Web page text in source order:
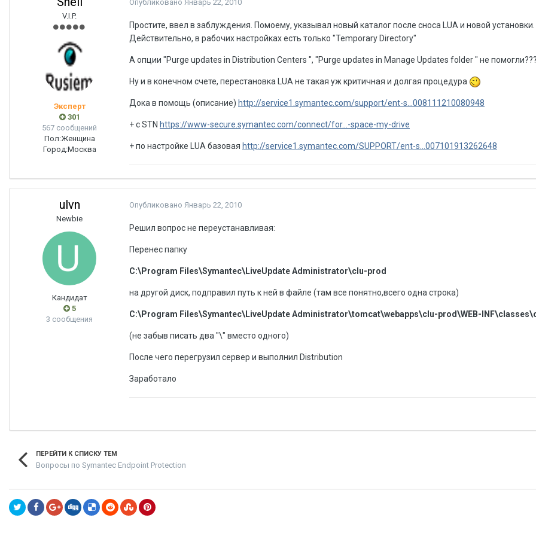
V.I.P.
Эксперт
301
567 сообщений
Пол:Женщина
Город:Москва
Опубликовано Январь 22, 2010
Простите, ввел в заблуждения. Помоему, указывал новый каталог после сноса LUA и новой установки.
Действительно, в рабочих настройках есть только "Temporary Directory"
А опции "Purge updates in Distribution Centers ", "Purge updates in Manage Updates folder " не
Ну и в конечном счете, перестановка LUA не такая уж критичная и долгая процедура
Дока в помощь (описание) http://service1.symantec.com/support/ent-s...008111210080948
+ с STN https://www-secure.symantec.com/connect/for...-space-my-drive
+ по настройке LUA базовая http://service1.symantec.com/SUPPORT/ent-s...007101913262648
ulvn
Newbie
Кандидат
5
3 сообщения
Опубликовано Январь 22, 2010
Решил вопрос не переустанавливая:
Перенес папку
C:\Program Files\Symantec\LiveUpdate Administrator\clu-prod
на другой диск, подправил путь к ней в файле (там все понятно,всего одна строка)
C:\Program Files\Symantec\LiveUpdate Administrator\tomcat\webapps\clu-prod\WEB-
(не забыв писать два "\" вместо одного)
После чего перегрузил сервер и выполнил Distribution
Заработало
ПЕРЕЙТИ К СПИСКУ ТЕМ
Вопросы по Symantec Endpoint Protection